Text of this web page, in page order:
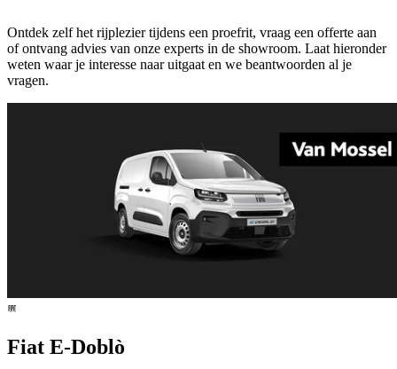
Ontdek zelf het rijplezier tijdens een proefrit, vraag een offerte aan
of ontvang advies van onze experts in de showroom. Laat hieronder
weten waar je interesse naar uitgaat en we beantwoorden al je
vragen.
Fiat E-Doblò